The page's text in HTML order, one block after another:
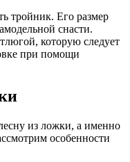
тройник. Его размер
снасти.
которую следует
при помощи
из ложки, а именно
особенности